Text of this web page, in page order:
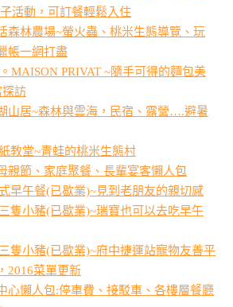
活動，可訂餐輕鬆入住
森林農場~螢火蟲、桃米生態導覽、玩
帳一網打盡
MAISON PRIVAT ~隨手可得的麵包美
探訪
山居~森林與雲海，民宿、露營….避暑
教堂~青蛙的桃米生態村
親節、家庭聚餐、長輩宴客懶人包
早午餐(已歇業)~見到老朋友的親切感
隻小豬(已歇業)~瑞寶也可以去吃早午
隻小豬(已歇業)~府中捷運站寵物友善平
2016菜單更新
心懶人包:停車費、接駁車、各樓層餐廳